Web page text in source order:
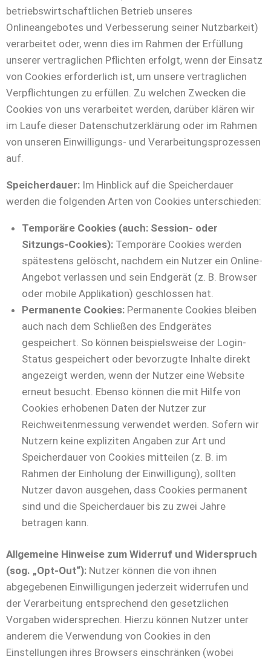
betriebswirtschaftlichen Betrieb unseres
Onlineangebotes und Verbesserung seiner Nutzbarkeit)
verarbeitet oder, wenn dies im Rahmen der Erfüllung
unserer vertraglichen Pflichten erfolgt, wenn der Einsatz
von Cookies erforderlich ist, um unsere vertraglichen
Verpflichtungen zu erfüllen. Zu welchen Zwecken die
Cookies von uns verarbeitet werden, darüber klären wir
im Laufe dieser Datenschutzerklärung oder im Rahmen
von unseren Einwilligungs- und Verarbeitungsprozessen
auf.
Speicherdauer: Im Hinblick auf die Speicherdauer
werden die folgenden Arten von Cookies unterschieden:
Temporäre Cookies (auch: Session- oder
Sitzungs-Cookies):Temporäre Cookies werden
spätestens gelöscht, nachdem ein Nutzer ein Online-
Angebot verlassen und sein Endgerät (z. B. Browser
oder mobile Applikation) geschlossen hat.
Permanente Cookies:Permanente Cookies bleiben
auch nach dem Schließen des Endgerätes
gespeichert. So können beispielsweise der Login-
Status gespeichert oder bevorzugte Inhalte direkt
angezeigt werden, wenn der Nutzer eine Website
erneut besucht. Ebenso können die mit Hilfe von
Cookies erhobenen Daten der Nutzer zur
Reichweitenmessung verwendet werden. Sofern wir
Nutzern keine expliziten Angaben zur Art und
Speicherdauer von Cookies mitteilen (z. B. im
Rahmen der Einholung der Einwilligung), sollten
Nutzer davon ausgehen, dass Cookies permanent
sind und die Speicherdauer bis zu zwei Jahre
betragen kann.
Allgemeine Hinweise zum Widerruf und Widerspruch
(sog. „Opt-Out“): Nutzer können die von ihnen
abgegebenen Einwilligungen jederzeit widerrufen und
der Verarbeitung entsprechend den gesetzlichen
Vorgaben widersprechen. Hierzu können Nutzer unter
anderem die Verwendung von Cookies in den
Einstellungen ihres Browsers einschränken (wobei